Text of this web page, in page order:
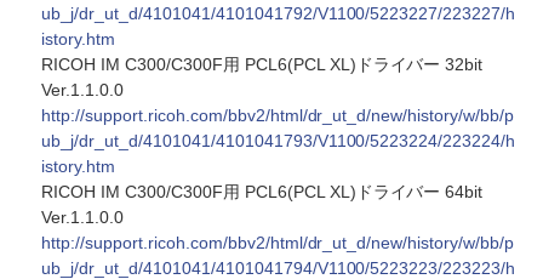
ub_j/dr_ut_d/4101041/4101041792/V1100/5223227/223227/h
istory.htm
RICOH IM C300/C300F用 PCL6(PCL XL)ドライバー 32bit
Ver.1.1.0.0
http://support.ricoh.com/bbv2/html/dr_ut_d/new/history/w/bb/p
ub_j/dr_ut_d/4101041/4101041793/V1100/5223224/223224/h
istory.htm
RICOH IM C300/C300F用 PCL6(PCL XL)ドライバー 64bit
Ver.1.1.0.0
http://support.ricoh.com/bbv2/html/dr_ut_d/new/history/w/bb/p
ub_j/dr_ut_d/4101041/4101041794/V1100/5223223/223223/h